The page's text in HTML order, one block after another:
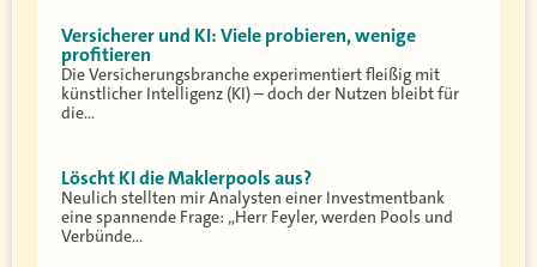
Versicherer und KI: Viele probieren, wenige
profitieren
Die Versicherungsbranche experimentiert fleißig mit
künstlicher Intelligenz (KI) – doch der Nutzen bleibt für
die…
Löscht KI die Maklerpools aus?
Neulich stellten mir Analysten einer Investmentbank
eine spannende Frage: „Herr Feyler, werden Pools und
Verbünde…